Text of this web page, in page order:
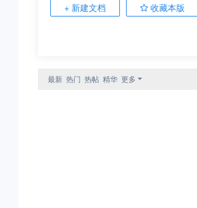
+ 新建文档
收藏本版
最新 热门 热帖 精华 更多